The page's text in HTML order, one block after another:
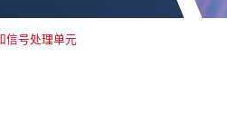
信号处理单元